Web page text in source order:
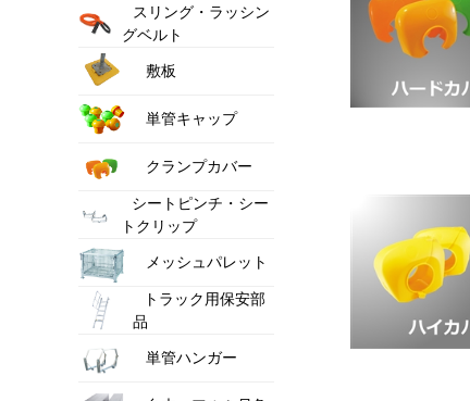
スリング・ラッシン
グベルト
敷板
単管キャップ
クランプカバー
シートピンチ・シー
トクリップ
メッシュパレット
トラック用保安部
品
単管ハンガー